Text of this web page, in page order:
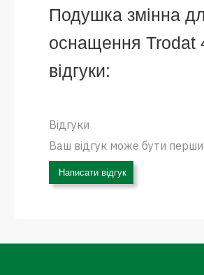
Подушка змінна
оснащення Trodat
відгуки:
Відгуки
Ваш відгук може бути
Написати відгук